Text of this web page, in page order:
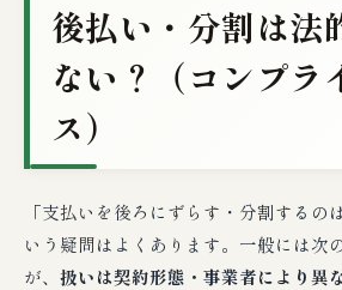
後払い・分割は法
ない？（コンプラ
ス）
「支払いを後ろにずらす・分割するの
いう疑問はよくあります。一般には次
が、 扱いは契約形態・事業者により異